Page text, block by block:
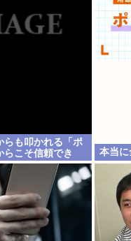
らも叩かれる「ポ
らこそ信頼でき
本当